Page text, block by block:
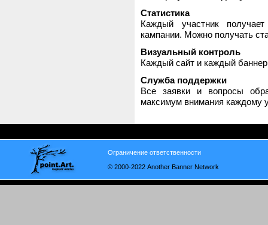
Статистика
Каждый участник
кампании. Можно получать
Визуальный контроль
Каждый сайт и каждый
Служба поддержки
Все заявки и вопросы
максимум внимания каждому
Ограничение ответственности
© 2000-2022 Another Banner Network